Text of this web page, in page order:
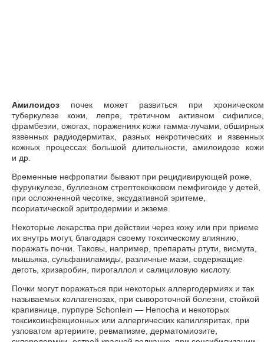
Амилоидоз почек может развиться при хроническом
туберкулезе кожи, лепре, третичном активном сифилисе,
фрамбезии, ожогах, поражениях кожи гамма-лучами, обширных
язвенных радиодермитах, разных некротических и язвенных
кожных процессах большой длительности, амилоидозе кожи
и др.
Временные нефропатии бывают при рецидивирующей роже,
фурункулезе, буллезном стрептококковом пемфигоиде у детей,
при осложненной чесотке, эксудативной эритеме,
псориатической эритродермии и экземе.
Некоторые лекарства при действии через кожу или при приеме
их внутрь могут, благодаря своему токсическому влиянию,
поражать почки. Таковы, например, препараты ртути, висмута,
мышьяка, сульфаниламиды, различные мази, содержащие
деготь, хризаробин, пирогаллол и салициловую кислоту.
Почки могут поражаться при некоторых аллергодермиях и так
называемых коллагенозах, при сывороточной болезни, стойкой
крапивнице, пурпуре Schonlein — Henocha и некоторых
токсикоинфекционных или аллергических капилляритах, при
узловатом артериите, ревматизме, дерматомиозите,